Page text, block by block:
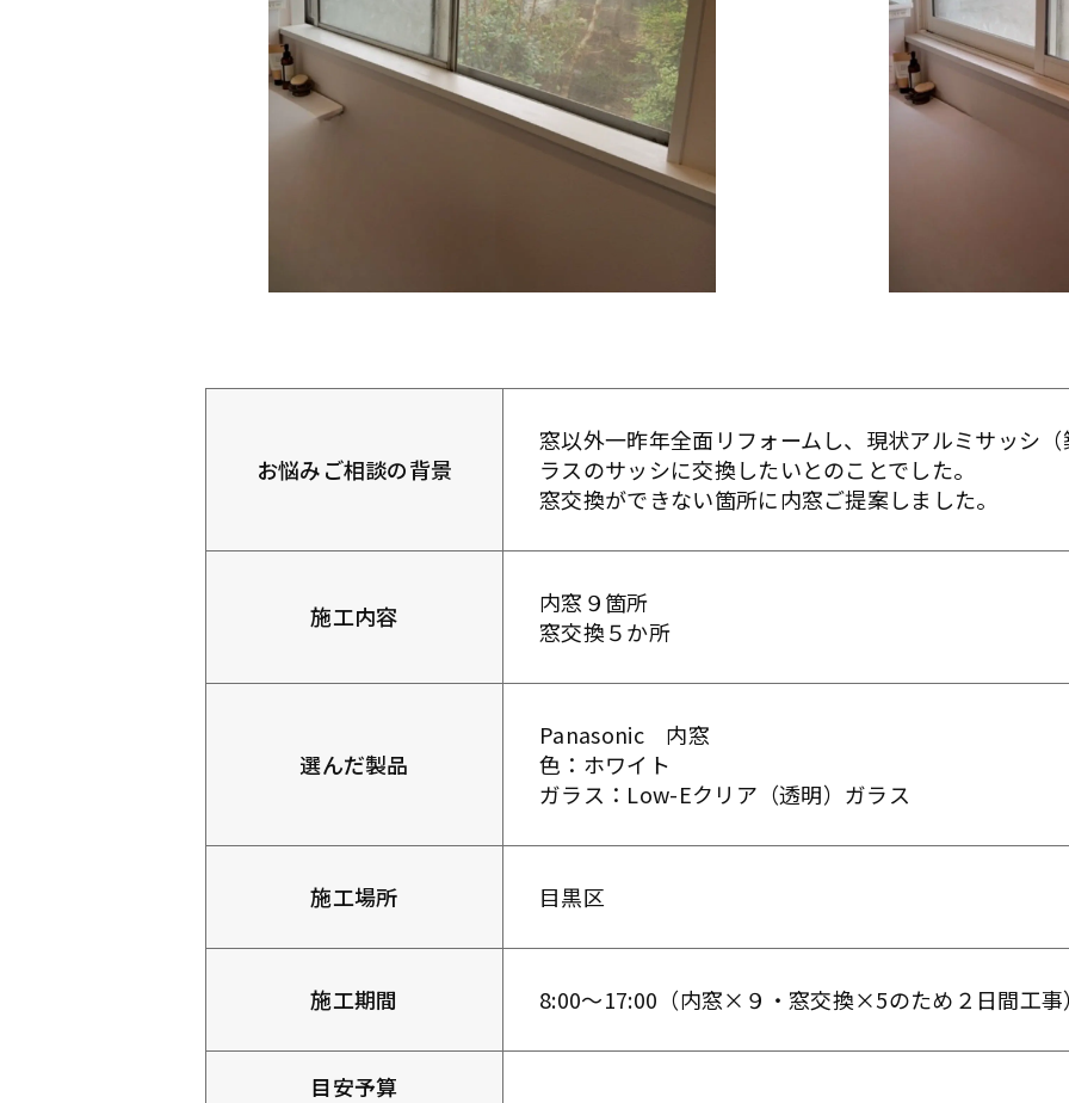
お悩みご相談の背景
窓以外一昨年全面リフォームし、現状アルミサッシ
ラスのサッシに交換したいとのことでした。
窓交換ができない箇所に内窓ご提案しました。
施工内容
内窓９箇所
窓交換５か所
選んだ製品
Panasonic 内窓
色：ホワイト
ガラス：Low-Eクリア（透明）ガラス
施工場所 目黒区
施工期間 8:00～17:00（内窓×９・窓交換×5のため２日間工事
目安予算